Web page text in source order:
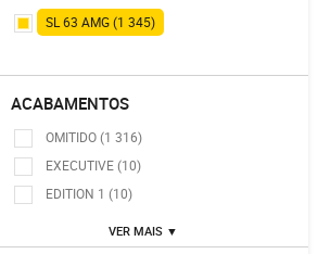
SL 63 AMG (1 345)
ACABAMENTOS
OMITIDO (1 316)
EXECUTIVE (10)
EDITION 1 (10)
VER MAIS ▼